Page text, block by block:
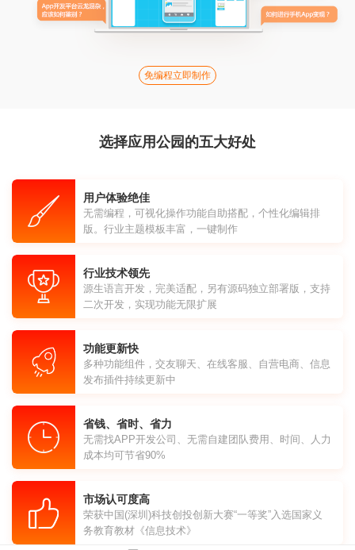
免编程立即制作
选择应用公园的五大好处
用户体验绝佳
无需编程，可视化操作功能自助搭配，个性化编辑排
版。行业主题模板丰富，一键制作
行业技术领先
源生语言开发，完美适配，另有源码独立部署版，支持
二次开发，实现功能无限扩展
功能更新快
多种功能组件，交友聊天、在线客服、自营电商、信息
发布插件持续更新中
省钱、省时、省力
无需找APP开发公司、无需自建团队费用、时间、人力
成本均可节省90%
市场认可度高
荣获中国(深圳)科技创投创新大赛“一等奖”入选国家义
务教育教材《信息技术》